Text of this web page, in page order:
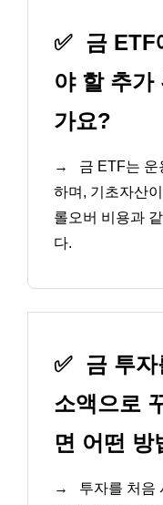
✅ 금 ETF
야 할 추가
가요?
→
금 ETF는 운
하며, 기초자산
롤오버 비용과
다.
✅ 금 투
소액으로
면 어떤 방
→
투자를 처음